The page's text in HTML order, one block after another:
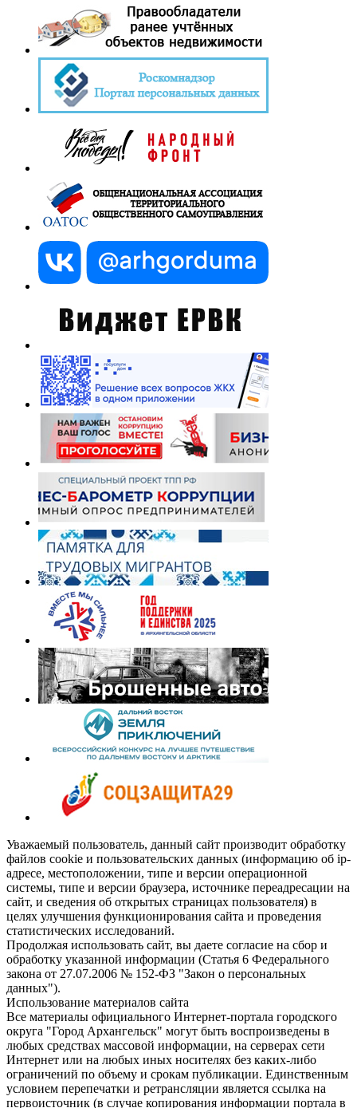
Уважаемый пользователь, данный сайт производит обработку
файлов cookie и пользовательских данных (информацию об ip-
адресе, местоположении, типе и версии операционной
системы, типе и версии браузера, источнике переадресации на
сайт, и сведения об открытых страницах пользователя) в
целях улучшения функционирования сайта и проведения
статистических исследований.
Продолжая использовать сайт, вы даете согласие на сбор и
обработку указанной информации (Статья 6 Федерального
закона от 27.07.2006 № 152-ФЗ "Закон о персональных
данных").
Использование материалов сайта
Все материалы официального Интернет-портала городского
округа "Город Архангельск" могут быть воспроизведены в
любых средствах массовой информации, на серверах сети
Интернет или на любых иных носителях без каких-либо
ограничений по объему и срокам публикации. Единственным
условием перепечатки и ретрансляции является ссылка на
первоисточник (в случае копирования информации портала в